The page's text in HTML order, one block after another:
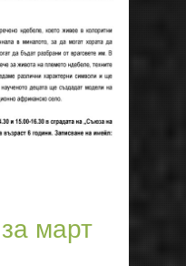
март